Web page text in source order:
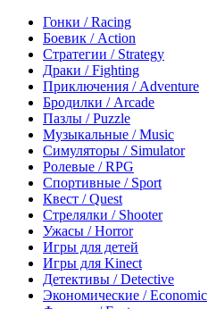
Гонки / Racing
Боевик / Action
Стратегии / Strategy
Драки / Fighting
Приключения / Adventure
Бродилки / Arcade
Пазлы / Puzzle
Музыкальные / Music
Симуляторы / Simulator
Ролевые / RPG
Спортивные / Sport
Квест / Quest
Стрелялки / Shooter
Ужасы / Horror
Игры для детей
Игры для Kinect
Детективы / Detective
Экономические / Economic